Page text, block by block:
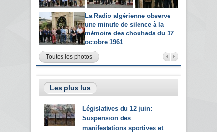
La Radio algérienne observe
une minute de silence à la
mémoire des chouhada du 17
octobre 1961
Toutes les photos
Les plus lus
Législatives du 12 juin:
Suspension des
manifestations sportives et